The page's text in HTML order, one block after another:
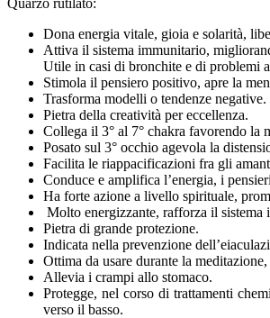
Dona energia vitale, gioia e solarità,
Attiva il sistema immunitario,
Utile in casi di bronchite e di problemi
Stimola il pensiero positivo, apre la
Trasforma modelli o tendenze negative.
Pietra della creatività per eccellenza.
Collega il 3° al 7° chakra favorendo la
Posato sul 3° occhio agevola la
Facilita le riappacificazioni fra gli
Conduce e amplifica l’energia, i
Ha forte azione a livello spirituale,
Molto energizzante, rafforza il sistema
Pietra di grande protezione.
Indicata nella prevenzione
Ottima da usare durante la
Allevia i crampi allo stomaco.
Protegge, nel corso di trattamenti
verso il basso.